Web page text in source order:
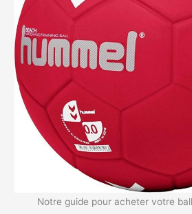
Notre guide pour acheter votre